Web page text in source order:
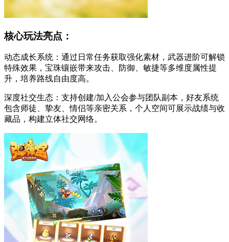
核心玩法亮点：
动态成长系统：通过日常任务获取强化素材，武器进阶可解锁
特殊效果，宝珠镶嵌带来攻击、防御、敏捷等多维度属性提
升，培养路线自由度高。
深度社交生态：支持创建/加入公会参与团队副本，好友系统
包含师徒、挚友、情侣等亲密关系，个人空间可展示战绩与收
藏品，构建立体社交网络。